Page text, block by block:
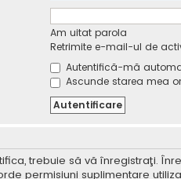
Am uitat parola
Retrimite e-mail-ul de
Autentifică-mă
Ascunde starea mea
trebuie să vă înregistraţi.
permisiuni suplimentare